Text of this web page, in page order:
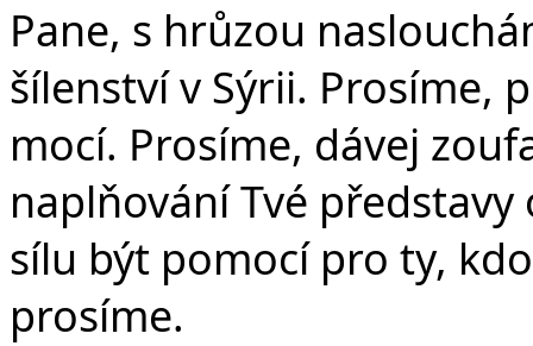
Pane, s hrůzou
šílenství v Sýrii. Prosíme,
mocí. Prosíme, dávej
naplňování Tvé
sílu být pomocí pro ty,
prosíme.